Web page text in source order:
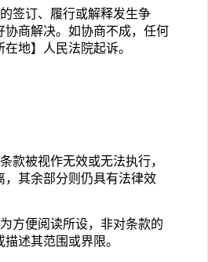
签订、履行或解释发生争
协商解决。如协商不成，任何
地】人民法院起诉。
款被视作无效或无法执行，
，其余部分则仍具有法律效
方便阅读所设，非对条款的
述其范围或界限。